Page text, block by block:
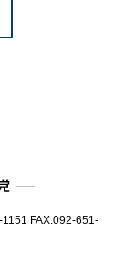
FAX:092-651-